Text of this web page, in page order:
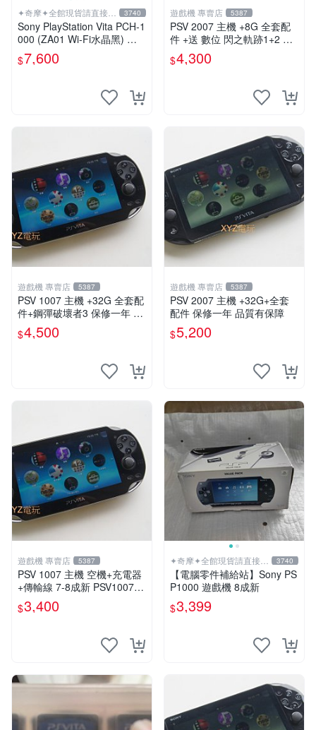
✦奇摩✦全館現貨請直接下
標
3740
Sony PlayStation Vita PCH-1
000 (ZA01 Wi-Fi水晶黑) 掌
上遊戲機 5英吋多點觸控螢幕
$7,600
遊戲機 專賣店 5387
PSV 2007 主機 +8G 全套配
件 +送 數位 閃之軌跡1+2 保
修一年 品質有保障
$4,300
遊戲機 專賣店 5387
PSV 1007 主機 +32G 全套配
件+鋼彈破壞者3 保修一年 品
質有保障 psvita
$4,500
遊戲機 專賣店 5387
PSV 2007 主機 +32G+全套
配件 保修一年 品質有保障
$5,200
遊戲機 專賣店 5387
PSV 1007 主機 空機+充電器
+傳輸線 7-8成新 PSV1007
一年保修
$3,400
✦奇摩✦全館現貨請直接下
標
3740
【電腦零件補給站】Sony PS
P1000 遊戲機 8成新
$3,399